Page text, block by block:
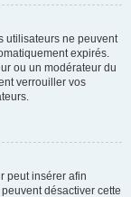
utilisateurs ne peuvent
expirés.
ou un modérateur du
verrouiller vos
peut insérer afin
désactiver cette